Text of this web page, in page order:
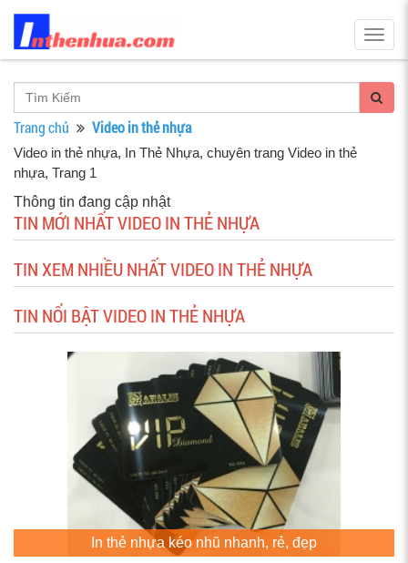
Trang chủ Video in thẻ nhựa
Video in thẻ nhựa, In Thẻ Nhựa, chuyên trang Video in thẻ
nhựa, Trang 1
Thông tin đang cập nhật
TIN MỚI NHẤT VIDEO IN THẺ NHỰA
TIN XEM NHIỀU NHẤT VIDEO IN THẺ NHỰA
TIN NỔI BẬT VIDEO IN THẺ NHỰA
In thẻ nhựa kéo nhũ nhanh, rẻ, đẹp